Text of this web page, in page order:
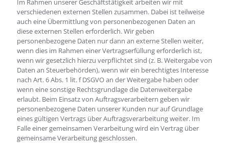
Im Rahmen unserer Geschäftstätigkeit arbeiten wir mit
verschiedenen externen Stellen zusammen. Dabei ist teilweise
auch eine Übermittlung von personenbezogenen Daten an
diese externen Stellen erforderlich. Wir geben
personenbezogene Daten nur dann an externe Stellen weiter,
wenn dies im Rahmen einer Vertragserfüllung erforderlich ist,
wenn wir gesetzlich hierzu verpflichtet sind (z. B. Weitergabe von
Daten an Steuerbehörden), wenn wir ein berechtigtes Interesse
nach Art. 6 Abs. 1 lit. f DSGVO an der Weitergabe haben oder
wenn eine sonstige Rechtsgrundlage die Datenweitergabe
erlaubt. Beim Einsatz von Auftragsverarbeitern geben wir
personenbezogene Daten unserer Kunden nur auf Grundlage
eines gültigen Vertrags über Auftragsverarbeitung weiter. Im
Falle einer gemeinsamen Verarbeitung wird ein Vertrag über
gemeinsame Verarbeitung geschlossen.